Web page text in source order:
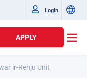
Login
APPLY
ir-Renju Unit